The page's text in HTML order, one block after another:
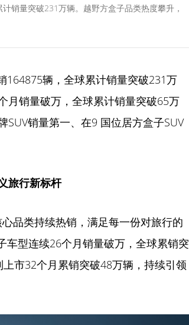
销量突破231万辆。越野方盒子品类热度攀升，
164875辆，全球累计销量突破231万
月销量破万，全球累计销量突破65万
销量第一、在9 国位居方盒子SUV
旅行新标杆
品类持续热销，满足每一份对旅行的
型连续26个月销量破万，全球累销突
市32个月累销突破48万辆，持续引领